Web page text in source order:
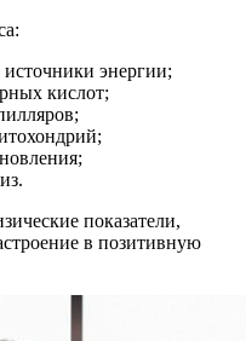
энергии;
кислот;
показатели,
в позитивную